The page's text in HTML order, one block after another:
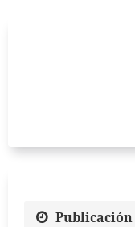
Publicación